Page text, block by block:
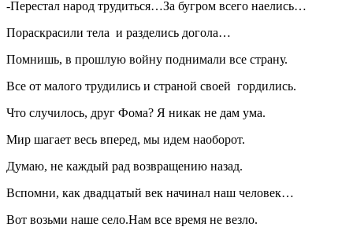
-Перестал народ трудиться…За бугром всего наелись…
Пораскрасили тела и разделись догола…
Помнишь, в прошлую войну поднимали все страну.
Все от малого трудились и страной своей гордились.
Что случилось, друг Фома? Я никак не дам ума.
Мир шагает весь вперед, мы идем наоборот.
Думаю, не каждый рад возвращению назад.
Вспомни, как двадцатый век начинал наш человек…
Вот возьми наше село.Нам все время не везло.